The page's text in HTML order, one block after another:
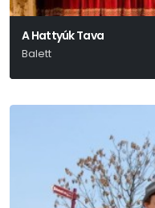
A Hattyúk Tava
Balett